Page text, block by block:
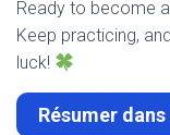
Ready to become
Keep practicing,
luck!
Résumer